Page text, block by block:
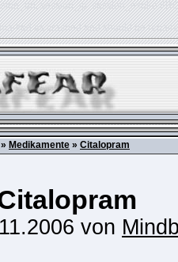
session_ip, session_expire
as crashed and should be
» Medikamente » Citalopram
von